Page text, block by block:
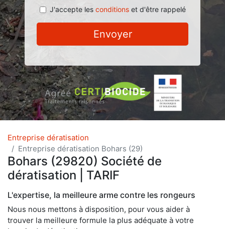
J'accepte les conditionset d'être rappelé
Envoyer
Entreprise dératisation
Entreprise dératisation Bohars (29)
Bohars (29820) Société de
dératisation | TARIF
L'expertise, la meilleure arme contre les rongeurs
Nous nous mettons à disposition, pour vous aider à
trouver la meilleure formule la plus adéquate à votre